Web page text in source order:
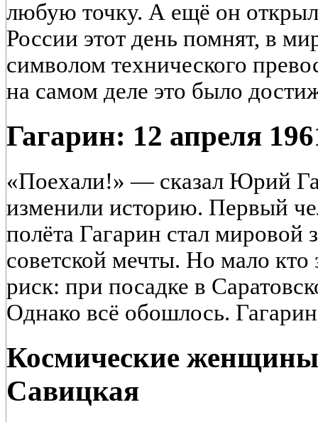
любую точку. А ещё он
России этот день помнят, в
символом технического
на самом деле это было
Гагарин: 12 апреля
«Поехали!» — сказал Юрий
изменили историю. Первый
полёта Гагарин стал мировой
советской мечты. Но мало кто
риск: при посадке в
Однако всё обошлось.
Космические
Савицкая